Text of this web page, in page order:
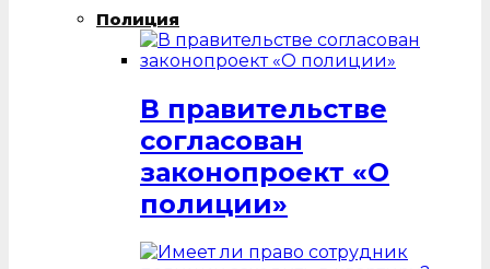
Полиция
В правительстве
согласован
законопроект «О
полиции»